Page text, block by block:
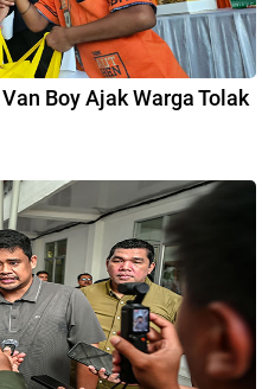
Boy Ajak Warga Tolak